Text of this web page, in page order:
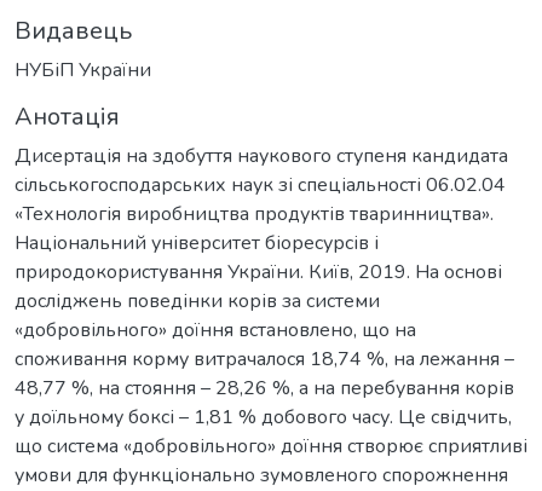
Видавець
НУБіП України
Анотація
Дисертація на здобуття наукового ступеня кандидата
сільськогосподарських наук зі спеціальності 06.02.04
«Технологія виробництва продуктів тваринництва».
Національний університет біоресурсів і
природокористування України. Київ, 2019. На основі
досліджень поведінки корів за системи
«добровільного» доїння встановлено, що на
споживання корму витрачалося 18,74 %, на лежання –
48,77 %, на стояння – 28,26 %, а на перебування корів
у доїльному боксі – 1,81 % добового часу. Це свідчить,
що система «добровільного» доїння створює сприятливі
умови для функціонально зумовленого спорожнення